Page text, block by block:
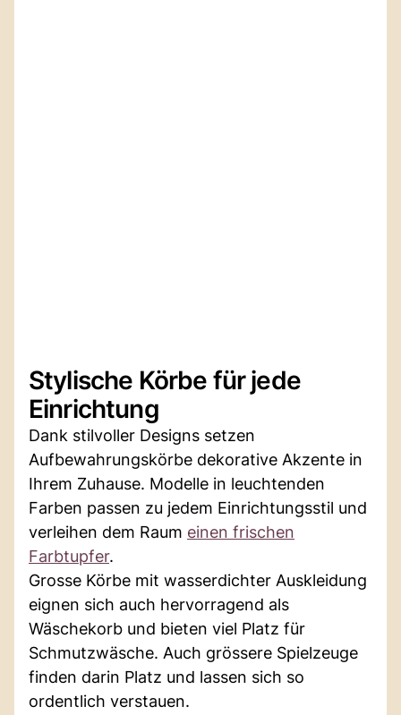
Stylische Körbe für jede
Einrichtung
Dank stilvoller Designs setzen
Aufbewahrungskörbe dekorative Akzente in
Ihrem Zuhause. Modelle in leuchtenden
Farben passen zu jedem Einrichtungsstil und
verleihen dem Raum einen frischen
Farbtupfer.
Grosse Körbe mit wasserdichter Auskleidung
eignen sich auch hervorragend als
Wäschekorb und bieten viel Platz für
Schmutzwäsche. Auch grössere Spielzeuge
finden darin Platz und lassen sich so
ordentlich verstauen.